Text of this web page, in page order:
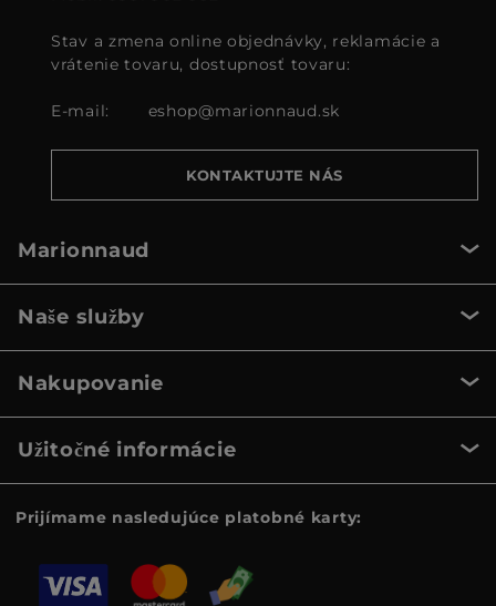
Stav a zmena online objednávky, reklamácie a
vrátenie tovaru, dostupnosť tovaru:
E-mail: eshop@marionnaud.sk
KONTAKTUJTE NÁS
Marionnaud
Naše služby
Nakupovanie
Užitočné informácie
Prijímame nasledujúce platobné karty: